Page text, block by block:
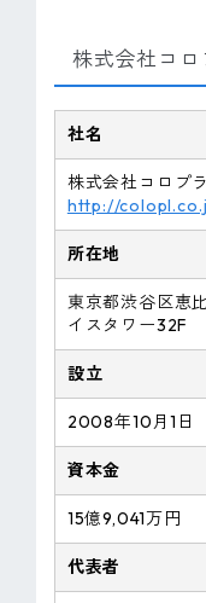
株式会社コ
社名
株式会社コロプラ
http://
所在地
東京都渋谷区恵
イスタワー32F
設立
2008年10月1日
資本金
15億9,041万円
代表者